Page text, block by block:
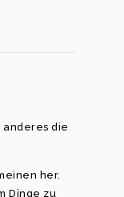
anderes die
her.
Dinge zu